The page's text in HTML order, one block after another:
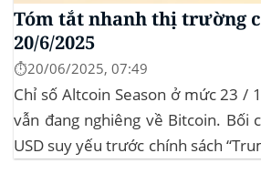
Tóm tắt nhanh thị trường
20/6/2025
⏱️20/06/2025, 07:49
Chỉ số Altcoin Season ở mức 23
vẫn đang nghiêng về Bitcoin. Bối
USD suy yếu trước chính sách